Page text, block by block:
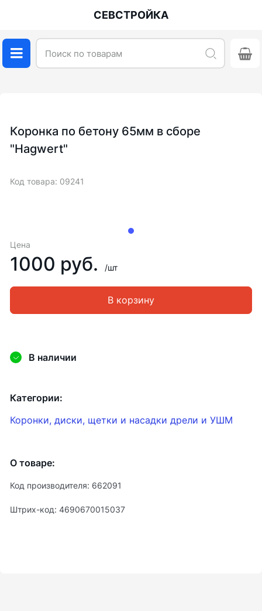
СЕВСТРОЙКА
Цена
1000 руб. /шт
В корзину
Коронка по бетону 65мм в сборе
"Hagwert"
Код товара: 09241
Категории:
Коронки, диски, щетки и насадки дрели и УШМ
О товаре:
Код производителя: 662091
Штрих-код: 4690670015037
В наличии